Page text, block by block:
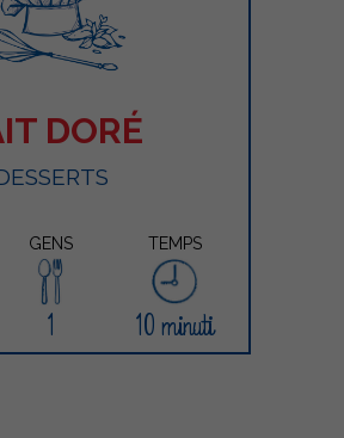
DORÉ
GENS TEMPS
1 10 minuti